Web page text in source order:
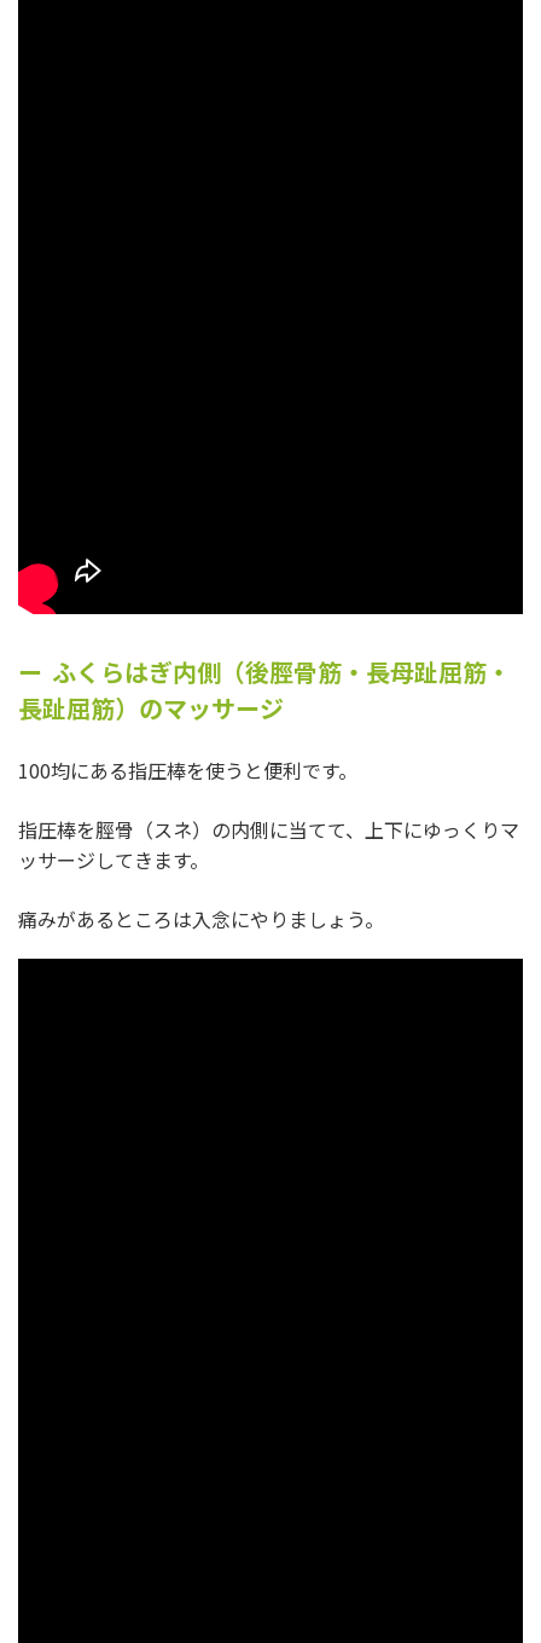
ふくらはぎ内側（後脛骨筋・長母趾屈筋・
長趾屈筋）のマッサージ
100均にある指圧棒を使うと便利です。
指圧棒を脛骨（スネ）の内側に当てて、上下にゆっくりマ
ッサージしてきます。
痛みがあるところは入念にやりましょう。